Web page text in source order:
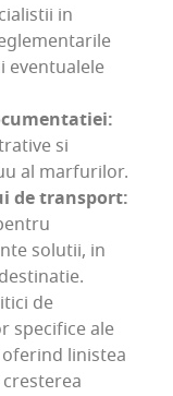
in
eventualele
si
al marfurilor.
de transport:
solutii, in
de
specifice ale
linistea